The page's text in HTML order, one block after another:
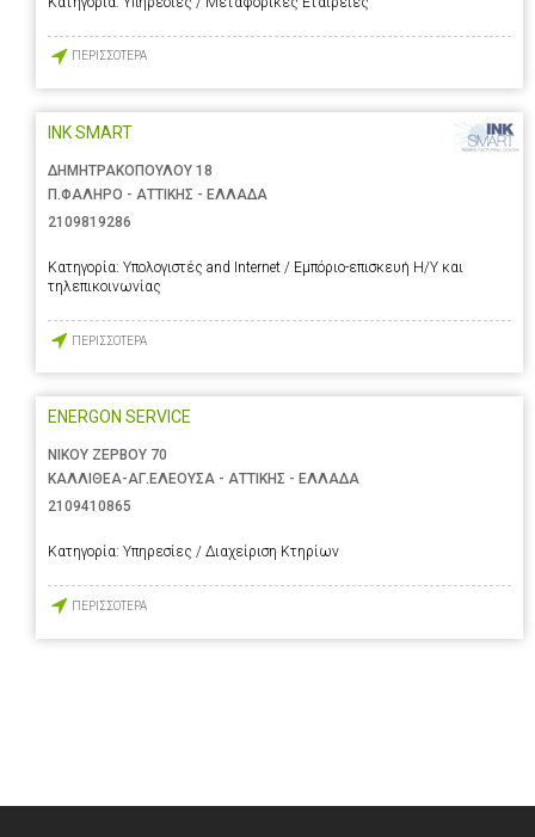
ΠΕΡΙΣΣΟΤΕΡΑ
INK SMART
ΔΗΜΗΤΡΑΚΟΠΟΥΛΟΥ 18
Π.ΦΑΛΗΡΟ - ΑΤΤΙΚΗΣ - ΕΛΛΑΔΑ
2109819286
Κατηγορία: Υπολογιστές and Internet / Εμπόριο-επισκευή Η/Υ και
τηλεπικοινωνίας
ΠΕΡΙΣΣΟΤΕΡΑ
ENERGON SERVICE
ΝΙΚΟΥ ΖΕΡΒΟΥ 70
ΚΑΛΛΙΘΕΑ-ΑΓ.ΕΛΕΟΥΣΑ - ΑΤΤΙΚΗΣ - ΕΛΛΑΔΑ
2109410865
Κατηγορία: Υπηρεσίες / Διαχείριση Κτηρίων
ΠΕΡΙΣΣΟΤΕΡΑ